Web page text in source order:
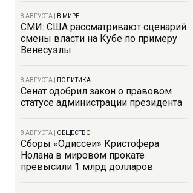
8 АВГУСТА В МИРЕ
СМИ: США рассматривают сценарий
смены власти на Кубе по примеру
Венесуэлы
8 АВГУСТА ПОЛИТИКА
Сенат одобрил закон о правовом
статусе администрации президента
8 АВГУСТА ОБЩЕСТВО
Сборы «Одиссеи» Кристофера
Нолана в мировом прокате
превысили 1 млрд долларов